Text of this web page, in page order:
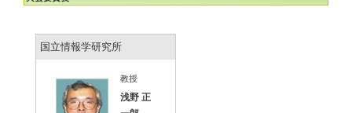
国立情報学研究所
教授
浅野 正